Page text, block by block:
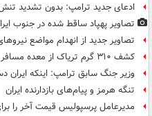
ادعای جدید ترامپ: بدون تشدید
تصاویر پهپاد ساقط شده در جنوب
تصاویر جدید از انهدام مواضع
کشف ۳۱۰ گرم تریاک از معده مسافر اتوبوس در قاینات
وزیر جنگ سابق ترامپ: اینکه ایران
تنگه هرمز و پیام‌های بازدارنده ایران
مدیرعامل پرسپولیس قیمت آخر را